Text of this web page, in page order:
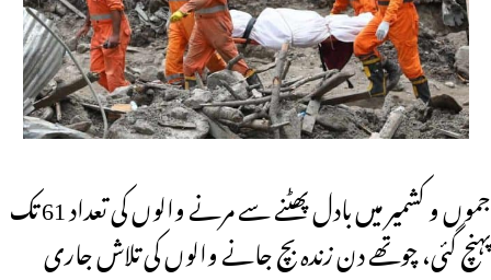
جموں و کشمیر میں بادل پھٹنے سے مرنے والوں کی تعداد 61 تک
پہنچ گئی، چوتھے دن زندہ بچ جانے والوں کی تلاش جاری